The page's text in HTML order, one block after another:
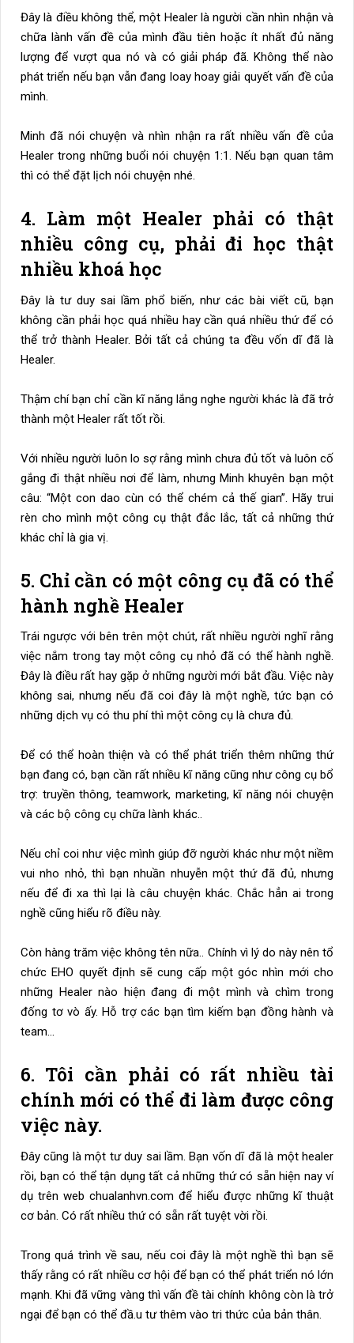
Đây là điều không thể, một Healer là người cần nhìn nhận và
chữa lành vấn đề của mình đầu tiên hoặc ít nhất đủ năng
lượng để vượt qua nó và có giải pháp đã. Không thể nào
phát triển nếu bạn vẫn đang loay hoay giải quyết vấn đề của
mình.
Minh đã nói chuyện và nhìn nhận ra rất nhiều vấn đề của
Healer trong những buổi nói chuyện 1:1. Nếu bạn quan tâm
thì có thể đặt lịch nói chuyện nhé.
4. Làm một Healer phải có thật
nhiều công cụ, phải đi học thật
nhiều khoá học
Đây là tư duy sai lầm phổ biến, như các bài viết cũ, bạn
không cần phải học quá nhiều hay cần quá nhiều thứ để có
thể trở thành Healer. Bởi tất cả chúng ta đều vốn dĩ đã là
Healer.
Thậm chí bạn chỉ cần kĩ năng lắng nghe người khác là đã trở
thành một Healer rất tốt rồi.
Với nhiều người luôn lo sợ rằng mình chưa đủ tốt và luôn cố
gắng đi thật nhiều nơi để làm, nhưng Minh khuyên bạn một
câu: “Một con dao cùn có thể chém cả thế gian”. Hãy trui
rèn cho mình một công cụ thật đắc lắc, tất cả những thứ
khác chỉ là gia vị.
5. Chỉ cần có một công cụ đã có thể
hành nghề Healer
Trái ngược với bên trên một chút, rất nhiều người nghĩ rằng
việc nắm trong tay một công cụ nhỏ đã có thể hành nghề.
Đây là điều rất hay gặp ở những người mới bắt đầu. Việc này
không sai, nhưng nếu đã coi đây là một nghề, tức bạn có
những dịch vụ có thu phí thì một công cụ là chưa đủ.
Để có thể hoàn thiện và có thể phát triển thêm những thứ
bạn đang có, bạn cần rất nhiều kĩ năng cũng như công cụ bổ
trợ: truyền thông, teamwork, marketing, kĩ năng nói chuyện
và các bộ công cụ chữa lành khác..
Nếu chỉ coi như việc mình giúp đỡ người khác như một niềm
vui nho nhỏ, thì bạn nhuần nhuyễn một thứ đã đủ, nhưng
nếu để đi xa thì lại là câu chuyện khác. Chắc hẳn ai trong
nghề cũng hiểu rõ điều này.
Còn hàng trăm việc không tên nữa.. Chính vì lý do này nên tổ
chức EHO quyết định sẽ cung cấp một góc nhìn mới cho
những Healer nào hiện đang đi một mình và chìm trong
đống tơ vò ấy. Hỗ trợ các bạn tìm kiếm bạn đồng hành và
team…
6. Tôi cần phải có rất nhiều tài
chính mới có thể đi làm được công
việc này.
Đây cũng là một tư duy sai lầm. Bạn vốn dĩ đã là một healer
rồi, bạn có thể tận dụng tất cả những thứ có sẵn hiện nay ví
dụ trên web chualanhvn.com để hiểu được những kĩ thuật
cơ bản. Có rất nhiều thứ có sẵn rất tuyệt vời rồi.
Trong quá trình về sau, nếu coi đây là một nghề thì bạn sẽ
thấy rằng có rất nhiều cơ hội để bạn có thể phát triển nó lớn
mạnh. Khi đã vững vàng thì vấn đề tài chính không còn là trở
ngại để bạn có thể đầ.u tư thêm vào tri thức của bản thân.